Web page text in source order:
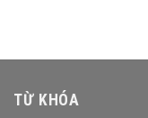
TỪ KHÓA